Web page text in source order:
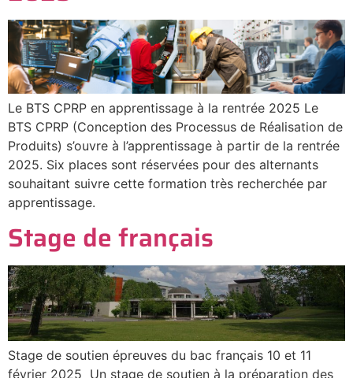
Le BTS CPRP en apprentissage à la rentrée 2025 Le
BTS CPRP (Conception des Processus de Réalisation de
Produits) s’ouvre à l’apprentissage à partir de la rentrée
2025. Six places sont réservées pour des alternants
souhaitant suivre cette formation très recherchée par
apprentissage.
Stage de français
Stage de soutien épreuves du bac français 10 et 11
février 2025 Un stage de soutien à la préparation des